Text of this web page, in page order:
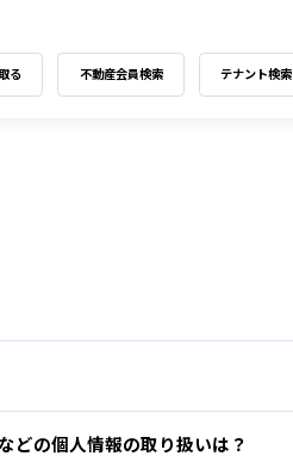
る 不動産会員検索 テナント検索
どの個人情報の取り扱いは？